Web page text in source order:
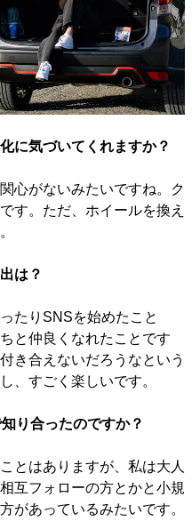
に気づいてくれますか？
心がないみたいですね。ク
す。ただ、ホイールを換え
は？
たりSNSを始めたこと
と仲良くなれたことです
き合えないだろうなという
、すごく楽しいです。
り合ったのですか？
とはありますが、私は大人
互フォローの方とかと小規
があっているみたいです。